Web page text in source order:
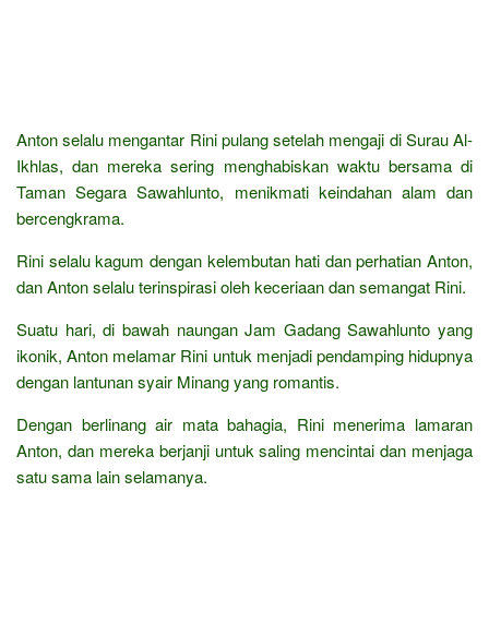
Anton selalu mengantar Rini pulang setelah mengaji di Surau Al-
Ikhlas, dan mereka sering menghabiskan waktu bersama di
Taman Segara Sawahlunto, menikmati keindahan alam dan
bercengkrama.
Rini selalu kagum dengan kelembutan hati dan perhatian Anton,
dan Anton selalu terinspirasi oleh keceriaan dan semangat Rini.
Suatu hari, di bawah naungan Jam Gadang Sawahlunto yang
ikonik, Anton melamar Rini untuk menjadi pendamping hidupnya
dengan lantunan syair Minang yang romantis.
Dengan berlinang air mata bahagia, Rini menerima lamaran
Anton, dan mereka berjanji untuk saling mencintai dan menjaga
satu sama lain selamanya.